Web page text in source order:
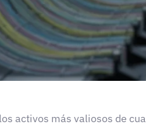
activos más valiosos de